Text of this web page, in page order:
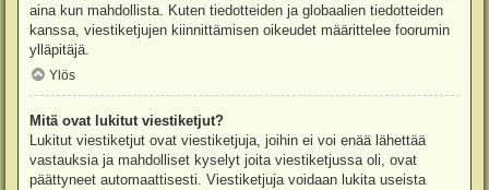
aina kun mahdollista. Kuten tiedotteiden ja globaalien tiedotteiden
kanssa, viestiketjujen kiinnittämisen oikeudet määrittelee foorumin
ylläpitäjä.
Ylös
Mitä ovat lukitut viestiketjut?
Lukitut viestiketjut ovat viestiketjuja, joihin ei voi enää lähettää
vastauksia ja mahdolliset kyselyt joita viestiketjussa oli, ovat
päättyneet automaattisesti. Viestiketjuja voidaan lukita useista